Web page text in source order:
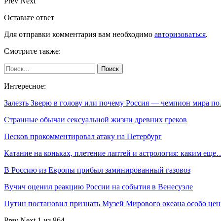
Оставьте ответ
Для отправки комментария вам необходимо авторизоваться.
Смотрите также:
Интересное:
Залезть Зверю в голову или почему Россия — чемпион мира
Странные обычаи сексуальной жизни древних греков
Песков прокомментировал атаку на Петербург
Катание на коньках, плетение лаптей и астрология: каким
В Россию из Европы прибыл заминированный газовоз
Вучич оценил реакцию России на события в Венесуэле
Путин постановил признать Музей Мирового океана особо